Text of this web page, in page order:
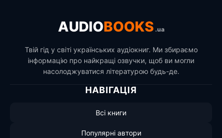
AUDIOBOOKS .ua
Твій гід у світі українських аудіокниг. Ми збираємо
інформацію про найкращі озвучки, щоб ви могли
насолоджуватися літературою будь-де.
НАВІГАЦІЯ
Всі книги
Популярні автори